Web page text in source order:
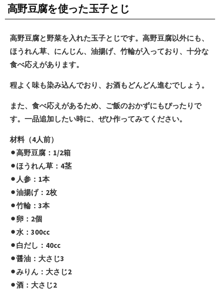
高野豆腐を使った玉子とじ
高野豆腐と野菜を入れた玉子とじです。高野豆腐以外にも、
ほうれん草、にんじん、油揚げ、竹輪が入っており、十分な
食べ応えがあります。
程よく味も染み込んでおり、お酒もどんどん進むでしょう。
また、食べ応えがあるため、ご飯のおかずにもぴったりで
す。一品追加したい時に、ぜひ作ってみてください。
材料（4人前）
⚫︎高野豆腐：1/2箱
⚫︎ほうれん草：4茎
⚫︎人参：1本
⚫︎油揚げ：2枚
⚫︎竹輪：3本
⚫︎卵：2個
⚫︎水：300cc
⚫︎白だし：40cc
⚫︎醤油：大さじ3
⚫︎みりん：大さじ2
⚫︎酒：大さじ2